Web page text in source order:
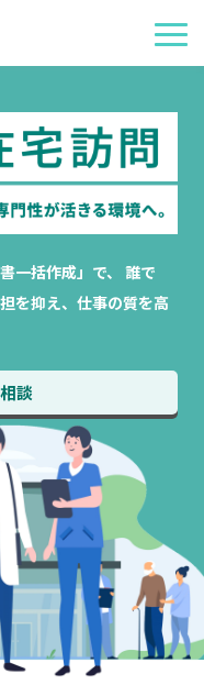
一括作成」で、 誰で
を抑え、仕事の質を高
談